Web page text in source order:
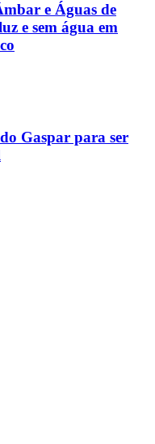
e Águas de
e sem água em
Gaspar para ser